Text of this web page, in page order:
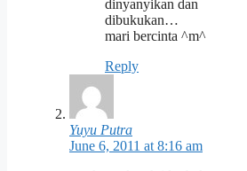
dinyanyikan dan
dibukukan…
mari bercinta ^m^
Reply
Yuyu Putra
June 6, 2011 at 8:16 am